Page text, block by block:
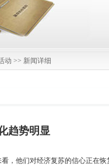
动 >> 新闻详细
趋势明显
，他们对经济复苏的信心正在